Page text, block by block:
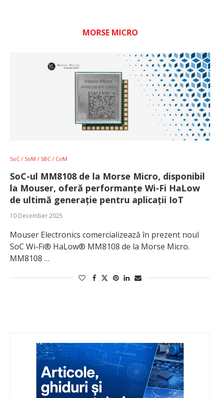
MORSE MICRO
SoC / SoM / SBC / CoM
SoC-ul MM8108 de la Morse Micro, disponibil
la Mouser, oferă performanțe Wi-Fi HaLow
de ultimă generație pentru aplicații IoT
10 December 2025
Mouser Electronics comercializează în prezent noul
SoC Wi-Fi® HaLow® MM8108 de la Morse Micro.
MM8108 …